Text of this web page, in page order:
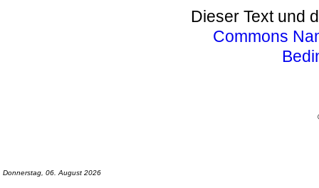
Dieser Text und
Commons
Donnerstag, 06. August 2026